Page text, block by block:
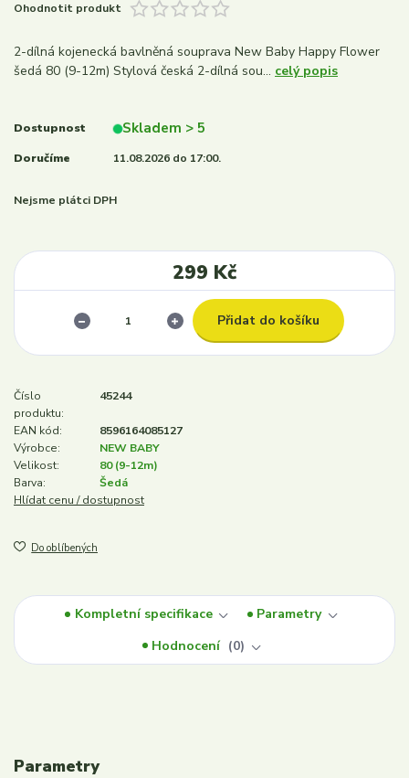
Ohodnotit produkt
2-dílná kojenecká bavlněná souprava New Baby Happy Flower
šedá 80 (9-12m) Stylová česká 2-dílná sou... celý popis
Dostupnost Skladem > 5
Doručíme 11.08.2026 do 17:00.
Nejsme plátci DPH
299 Kč
Přidat do košíku
Číslo
produktu:
45244
EAN kód:
8596164085127
Výrobce:
NEW BABY
Velikost:
80 (9-12m)
Barva:
Šedá
Hlídat cenu / dostupnost
Do oblíbených
Kompletní specifikace
Parametry
Hodnocení
0
Parametry